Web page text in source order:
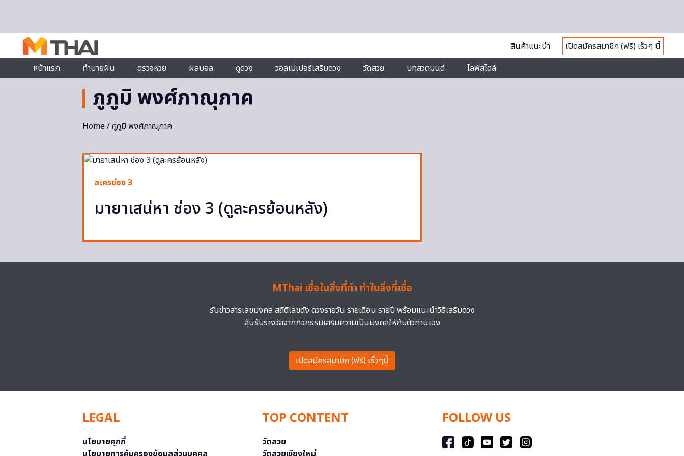
สินค้าแนะนำ
เปิดสมัครสมาชิก (ฟรี) เร็วๆ นี้
หน้าแรก
ทำนายฝัน ตรวจหวย ผลบอล ดูดวง วอลเปเปอร์เสริมดวง วัดสวย บทสวดมนต์ ไลฟ์สไตล์
ภูภูมิ พงศ์ภาณุภาค
Home/ ภูภูมิ พงศ์ภาณุภาค
ละครช่อง 3
มายาเสน่หา ช่อง 3 (ดูละครย้อนหลัง)
MThai เชื่อในสิ่งที่ทำ ทำในสิ่งที่เชื่อ
รับข่าวสารเลขมงคล สถิติเลขดัง ดวงรายวัน รายเดือน รายปี พร้อมแนะนำวิธีเสริมดวง
ลุ้นรับรางวัลจากกิจกรรมเสริมความเป็นมงคลให้กับตัวท่านเอง
เปิดสมัครสมาชิก (ฟรี) เร็วๆนี้
LEGAL
นโยบายคุกกี้
TOP CONTENT
วัดสวย
FOLLOW US